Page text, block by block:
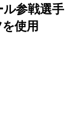
ル参戦選手
使用